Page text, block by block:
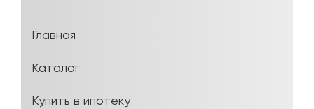
Главная
Каталог
Купить в ипотеку